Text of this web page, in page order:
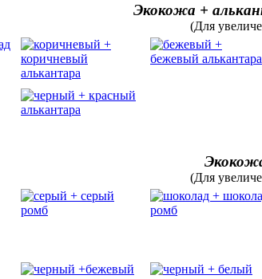
Экокожа +
(Для
(Для